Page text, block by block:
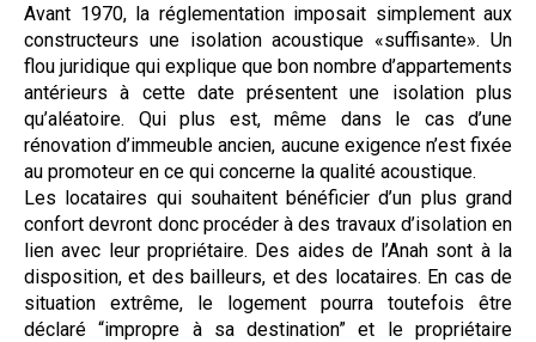
Avant 1970, la réglementation imposait simplement aux
constructeurs une isolation acoustique «suffisante». Un
flou juridique qui explique que bon nombre d’appartements
antérieurs à cette date présentent une isolation plus
qu’aléatoire. Qui plus est, même dans le cas d’une
rénovation d’immeuble ancien, aucune exigence n’est fixée
au promoteur en ce qui concerne la qualité acoustique.
Les locataires qui souhaitent bénéficier d’un plus grand
confort devront donc procéder à des travaux d’isolation en
lien avec leur propriétaire. Des aides de l’Anah sont à la
disposition, et des bailleurs, et des locataires. En cas de
situation extrême, le logement pourra toutefois être
déclaré “impropre à sa destination” et le propriétaire